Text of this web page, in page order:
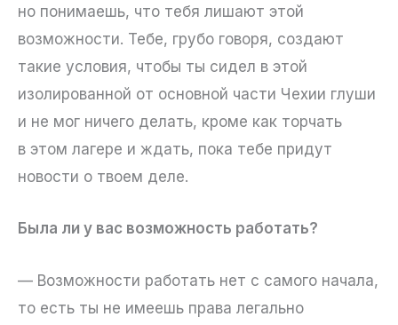
но понимаешь, что тебя лишают этой
возможности. Тебе, грубо говоря, создают
такие условия, чтобы ты сидел в этой
изолированной от основной части Чехии глуши
и не мог ничего делать, кроме как торчать
в этом лагере и ждать, пока тебе придут
новости о твоем деле.
Была ли у вас возможность работать?
— Возможности работать нет с самого начала,
то есть ты не имеешь права легально